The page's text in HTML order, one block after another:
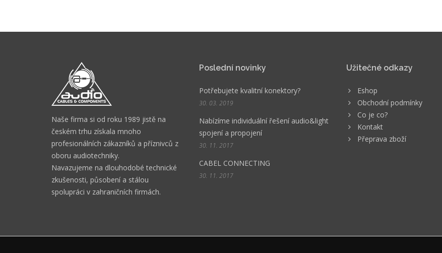
Naše firma si od roku 1989 jistě na
českém trhu získala mnoho
profesionálních zákazníků a příznivců z
oboru audiotechniky.
Navazujeme na dlouhodobé technické
zkušenosti, působení a stálou
spolupráci v zahraničních firmách.
Poslední novinky
Potřebujete kvalitní konektory?
30. 03. 2019
Nabízíme individuální řešení audio&light
spojení a propojení
30. 11. 2017
CABEL CONNECTING
30. 11. 2017
Užitečné odkazy
Eshop
Obchodní podmínky
Co je co?
Kontakt
Přeprava zboží